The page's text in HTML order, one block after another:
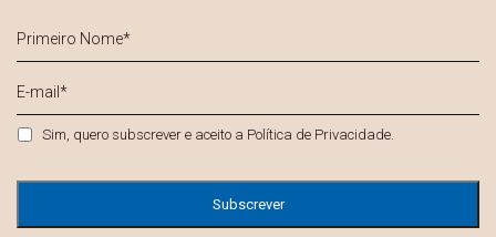
Nome
*
mail
Privacidade *
Sim, quero subscrever e aceito a Política de Privacidade